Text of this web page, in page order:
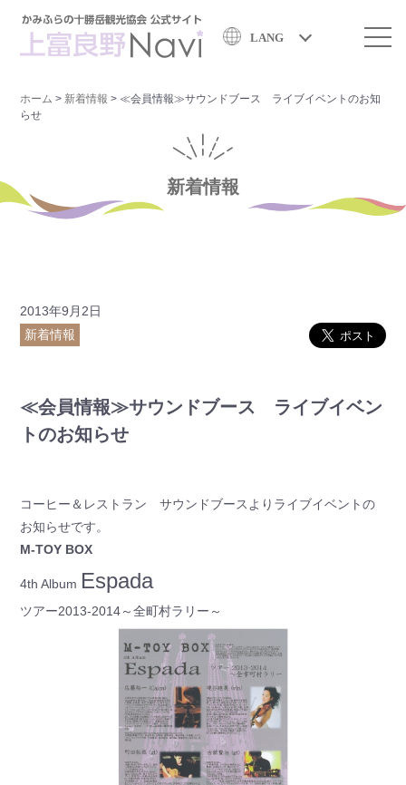
LANG
ホーム > 新着情報 > ≪会員情報≫サウンドブース ライブイベントのお知
らせ
新着情報
2013年9月2日
新着情報
≪会員情報≫サウンドブース ライブイベン
トのお知らせ
コーヒー＆レストラン サウンドブースよりライブイベントの
お知らせです。
M-TOY BOX
4th Album Espada
ツアー2013-2014～全町村ラリー～